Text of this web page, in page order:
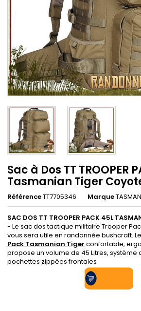
Sac à Dos TT TROOPER
Tasmanian Tiger
RéférenceTT7705346 Marque
SAC DOS TT TROOPER PACK 45L
- Le sac dos tactique militaire Trooper
vous sera utile en randonnée bushcraft. Le
Pack Tasmanian Tiger confortable,
propose un volume de 45 Litres, système
pochettes zippées frontales